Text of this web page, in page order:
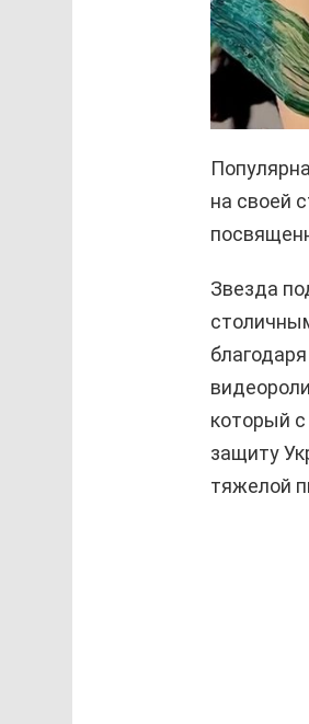
на своей
Звезда
который
защиту
тяжелой